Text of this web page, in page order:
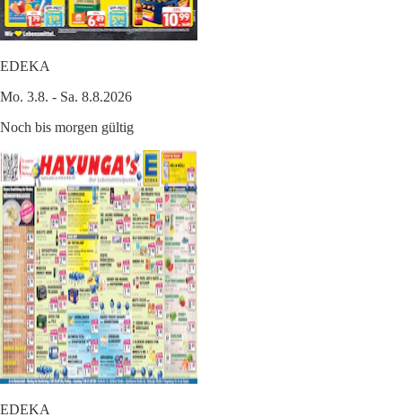
EDEKA
Mo. 3.8. - Sa. 8.8.2026
Noch bis morgen gültig
EDEKA